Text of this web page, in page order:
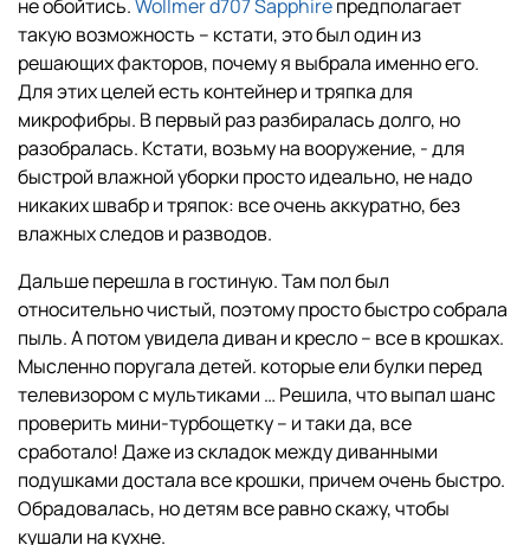
не обойтись.Wollmer d707 Sapphireпредполагает
такую возможность – кстати, это был один из
решающих факторов, почему я выбрала именно его.
Для этих целей есть контейнер и тряпка для
микрофибры. В первый раз разбиралась долго, но
разобралась. Кстати, возьму на вооружение, - для
быстрой влажной уборки просто идеально, не надо
никаких швабр и тряпок: все очень аккуратно, без
влажных следов и разводов.
Дальше перешла в гостиную. Там пол был
относительно чистый, поэтому просто быстро собрала
пыль. А потом увидела диван и кресло – все в крошках.
Мысленно поругала детей. которые ели булки перед
телевизором с мультиками … Решила, что выпал шанс
проверить мини-турбощетку – и таки да, все
сработало! Даже из складок между диванными
подушками достала все крошки, причем очень быстро.
Обрадовалась, но детям все равно скажу, чтобы
кушали на кухне.